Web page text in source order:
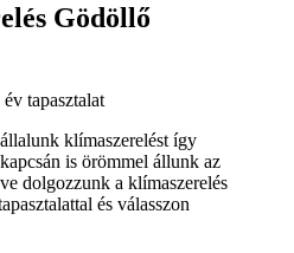
Gödöllő
tapasztalat
klímaszerelést így
is örömmel állunk az
dolgozzunk a klímaszerelés
és válasszon